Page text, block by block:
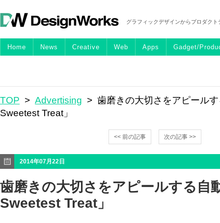
グラフィックデザインからプロダク
Home News Creative Web Apps Gadget/
TOP > Advertising > 歯磨きの大切さをアピール
Sweetest Treat」
<< 前の記事 次の記事 >>
2014年07月22日
歯磨きの大切さをアピールする自
Sweetest Treat」